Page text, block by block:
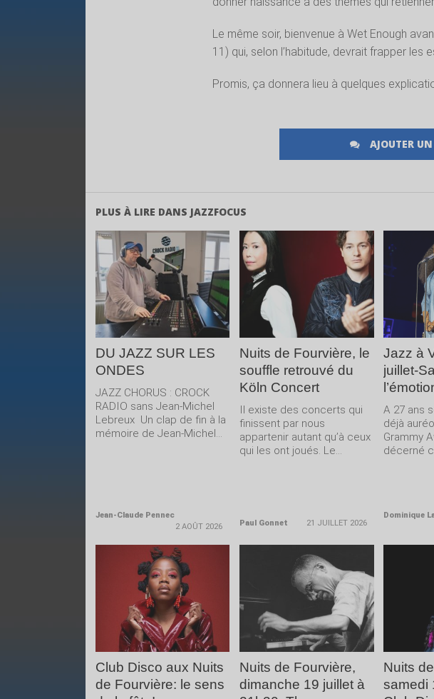
Le même soir, bienvenue à Wet Enough
11) qui, selon l’habitude, devrait frapper les
Promis, ça donnera lieu à quelques
AJOUTER
PLUS À LIRE DANS JAZZFOCUS
LIRE LA
SUITE
DU JAZZ SUR LES
ONDES
JAZZ CHORUS : CROCK
RADIO sans Jean-Michel
Lebreux Un clap de fin à la
mémoire de Jean-Michel...
Jean-Claude Pennec
2 AOÛT 2026
Nuits de Fourvière, le
souffle retrouvé du
Köln Concert
Il existe des concerts qui
finissent par nous
appartenir autant qu’à ceux
qui les ont joués. Le...
Paul Gonnet 21 JUILLET 2026
Jazz à
juillet-
A 27 ans
déjà
Grammy
décerné
Dominique
LIRE LA
SUITE
Club Disco aux Nuits
de Fourvière: le sens
LIRE LA
SUITE
Nuits de Fourvière,
dimanche 19 juillet à
Nuits
samedi